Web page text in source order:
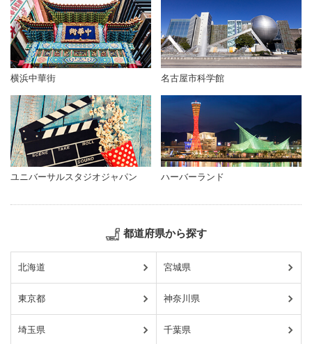
横浜中華街 名古屋市科学館
ユニバーサルスタジオジャパン ハーバーランド
都道府県から探す
北海道 宮城県
東京都 神奈川県
埼玉県 千葉県